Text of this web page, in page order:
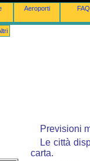
Aeroporti FAQ
Previsioni
Le città
carta.